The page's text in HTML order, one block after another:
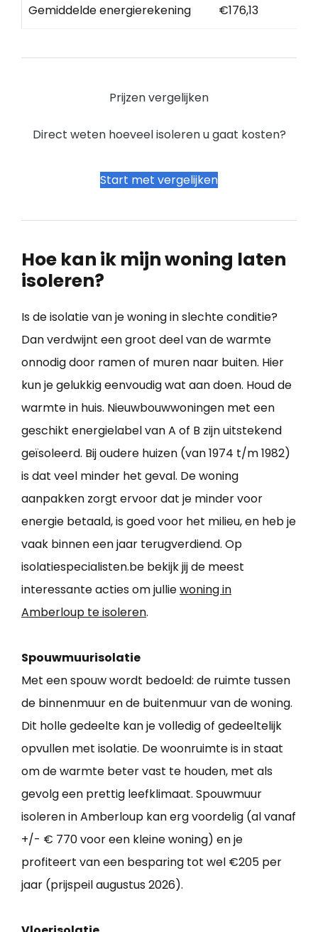
Gemiddelde energierekening €176,13
Prijzen vergelijken
Direct weten hoeveel isoleren u gaat kosten?
Start met vergelijken
Hoe kan ik mijn woning laten
isoleren?
Is de isolatie van je woning in slechte conditie?
Dan verdwijnt een groot deel van de warmte
onnodig door ramen of muren naar buiten. Hier
kun je gelukkig eenvoudig wat aan doen. Houd de
warmte in huis. Nieuwbouwwoningen met een
geschikt energielabel van A of B zijn uitstekend
geïsoleerd. Bij oudere huizen (van 1974 t/m 1982)
is dat veel minder het geval. De woning
aanpakken zorgt ervoor dat je minder voor
energie betaald, is goed voor het milieu, en heb je
vaak binnen een jaar terugverdiend. Op
isolatiespecialisten.be bekijk jij de meest
interessante acties om julliewoning in
Amberloup te isoleren.
Spouwmuurisolatie
Met een spouw wordt bedoeld: de ruimte tussen
de binnenmuur en de buitenmuur van de woning.
Dit holle gedeelte kan je volledig of gedeeltelijk
opvullen met isolatie. De woonruimte is in staat
om de warmte beter vast te houden, met als
gevolg een prettig leefklimaat. Spouwmuur
isoleren in Amberloup kan erg voordelig (al vanaf
+/- € 770 voor een kleine woning) en je
profiteert van een besparing tot wel €205 per
jaar (prijspeil augustus 2026).